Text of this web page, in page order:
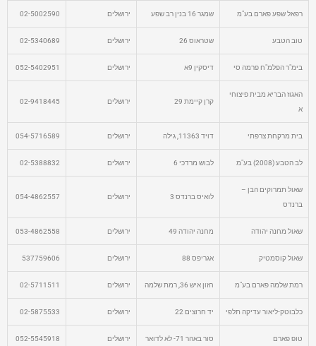
רפאל שפע פארם בע"מ שמגר 16 בנין רב שפע ירושלים 02-5002590
טוב הטבע שטראוס 26 ירושלים 02-5340689
בימ"ר הפלמ"ח פרמה סי דיסקין 9א ירושלים 052-5402951
האגוז הבריא מבית פיצוחי
א
קרן קיימת 29 ירושלים 02-9418445
בית מרקחת צרפתי דויד 11363, גילה ירושלים 054-5716589
לב הטבע (2008) בע"מ לבוש מרדכי 6 ירושלים 02-5388832
שאול תמרוקים הבן –
ברנדס
לואיס ברנדס 3 ירושלים 054-4862557
שאול מחנה יהודה מחנה יהודה 49 ירושלים 053-4862558
שאול קוסמטיק אגריפס 88 ירושלים 537759606
רמת שלמה פארם בע"מ חזון איש 36, רמת שלמה ירושלים 02-5711511
כלבוטק-ליאור עדיקה תלפי יד חרוצים 22 ירושלים 02-5875533
טופ פארם סור באהר 71- לא לדואר ירושלים 052-5545918